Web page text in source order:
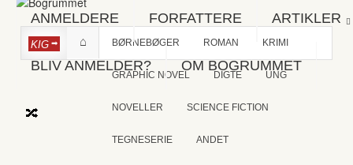
ANMELDERE FORFATTERE ARTIKLER
BLIV ANMELDER? OM BOGRUMMET
KIG BØRNEBØGER ROMAN KRIMI
GRAPHIC NOVEL DIGTE UNG
NOVELLER SCIENCE FICTION
TEGNESERIE ANDET